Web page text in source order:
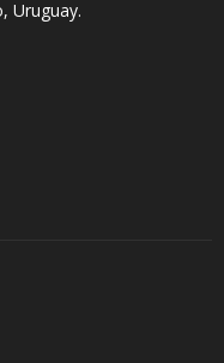
Uruguay.